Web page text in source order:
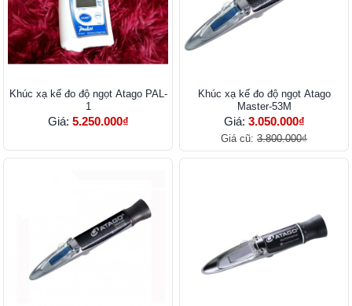
Khúc xạ kế đo độ ngọt Atago PAL-
1
Giá: 5.250.000₫
Khúc xạ kế đo độ ngọt Atago
Master-53M
Giá: 3.050.000₫
Giá cũ: 3.800.000₫